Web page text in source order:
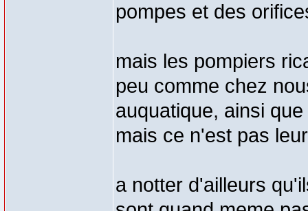
pompes et des
mais les pompiers
peu comme chez
auquatique, ainsi
mais ce n'est pas
a notter d'ailleurs